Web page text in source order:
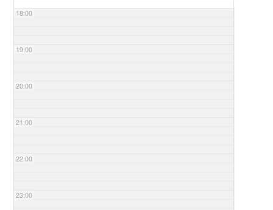
18:00
19:00
20:00
21:00
22:00
23:00